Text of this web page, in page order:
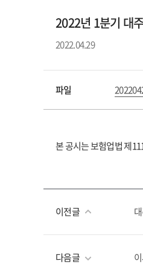
2022년 1분기 대
2022.04.29
파일
본 공시는 보험업법 제
이전글
다음글